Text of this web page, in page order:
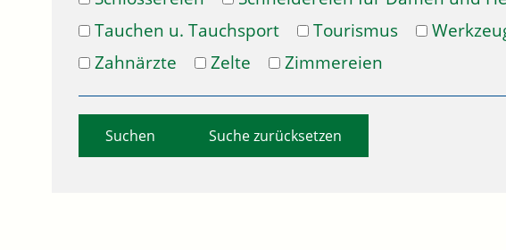
Tauchen u. Tauchsport
Tourismus
Zahnärzte
Zelte Zimmereien
Suche zurücksetzen